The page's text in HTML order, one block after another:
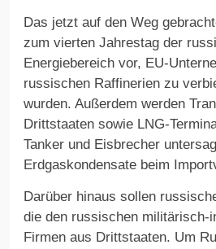
Das jetzt auf den Weg
zum vierten Jahrestag der
Energiebereich vor, EU-
russischen Raffinerien zu
wurden. Außerdem werden
Drittstaaten sowie LNG-
Tanker und Eisbrecher
Erdgaskondensate beim
Darüber hinaus sollen
die den russischen militärisch-
Firmen aus Drittstaaten. Um